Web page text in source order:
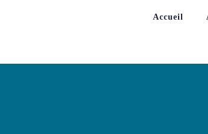
Accueil